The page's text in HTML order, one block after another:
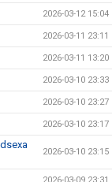
2026-03-12 15:04
2026-03-11 23:11
2026-03-11 13:20
2026-03-10 23:33
2026-03-10 23:27
2026-03-10 23:17
2026-03-10 23:15